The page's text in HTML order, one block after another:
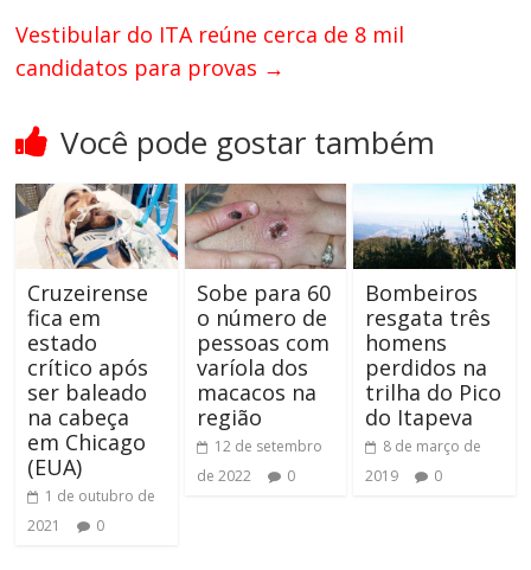
Vestibular do ITA reúne cerca de 8 mil
candidatos para provas →
Você pode gostar também
Cruzeirense
fica em
estado
crítico após
ser baleado
na cabeça
em Chicago
(EUA)
1 de outubro de
2021
0
Sobe para 60
o número de
pessoas com
varíola dos
macacos na
região
12 de setembro
de 2022
0
Bombeiros
resgata três
homens
perdidos na
trilha do Pico
do Itapeva
8 de março de
2019
0